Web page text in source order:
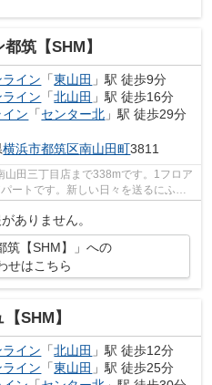
筑【SHM】
イン 「東山田 」駅 徒歩9分
イン 「北山田 」駅 徒歩16分
ン 「センター北 」駅 徒歩29分
横浜市都筑区南山田町3811
山田三丁目店まで338mです。1フロア
ートです。新しい日々を送るにふさ
企...
ありません。
筑【SHM】」への
せはこちら
SHM】
イン 「北山田 」駅 徒歩12分
イン 「東山田 」駅 徒歩25分